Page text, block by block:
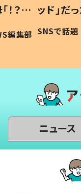
？」
編集部
ッド」だ
作り続
#令和の子
SNSで話題
ニュース